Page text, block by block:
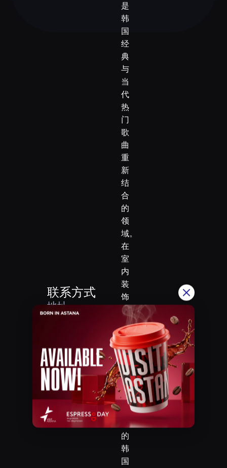
是
韩
国
经
典
与
当
代
热
门
歌
曲
重
新
结
合
的
领
域。
在
室
内
装
饰
上，
我
们
秉
承
了
众
所
知
的
韩
国
联系方式
地址
​丁穆哈迈德·科纳耶夫街，12/1
+7‒778‒818‒17‒78